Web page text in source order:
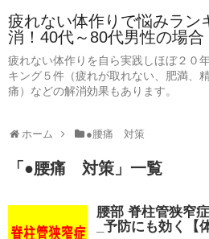
疲れない体作りで悩みラン
消！40代～80代男性の場合
疲れない体作りを自ら実践しほぼ２０
キング５件（疲れが取れない、肥満、
痛）などの解消効果もあります。
ホーム ●腰痛 対策
「 ●腰痛 対策 」 一覧
腰部 脊柱管狭窄
_予防にも効く【